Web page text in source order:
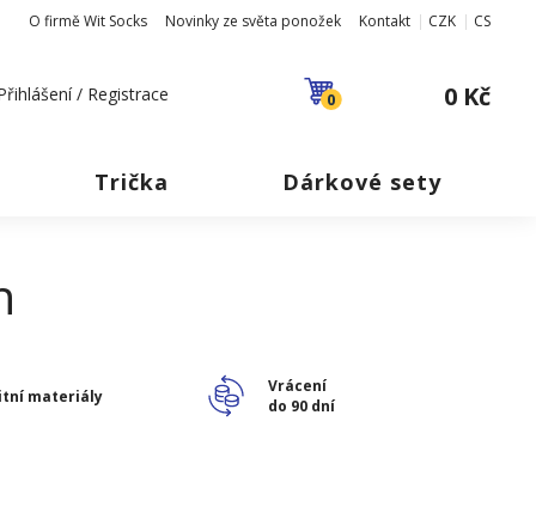
O firmě Wit Socks Novinky ze světa ponožek Kontakt CZK CS
/ Registrace 0 0 Kč
Trička Dárkové sety
materiály
Vrácení
do 90 dní